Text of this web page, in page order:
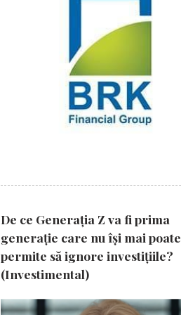
De ce Generația Z va fi prima
generație care nu își mai poate
permite să ignore investițiile?
(Investimental)